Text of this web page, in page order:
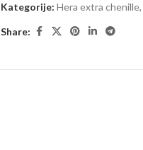
Kategorije: Hera extra chenille,
Share: